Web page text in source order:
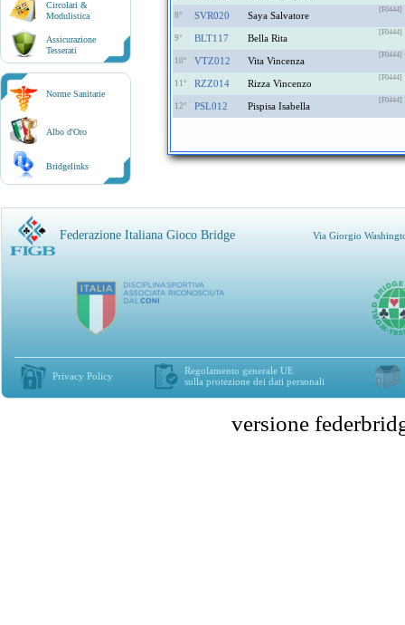
Circolari &
Modulistica
Assicurazione
Tesserati
Norme Sanitarie
Albo d'Oro
Bridgelinks
8° SVR020 Saya Salvatore
[F0444]
9° BLT117 Bella Rita
[F0444]
10° VTZ012 Vita Vincenza
[F0444]
11° RZZ014 Rizza Vincenzo
[F0444]
12° PSL012 Pispisa Isabella
[F0444]
Federazione Italiana Gioco Bridge Via Giorgio
Privacy Policy
Regolamento generale UE
sulla protezione dei dati personali
versione